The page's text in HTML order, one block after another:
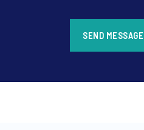
SEND MESSAGE